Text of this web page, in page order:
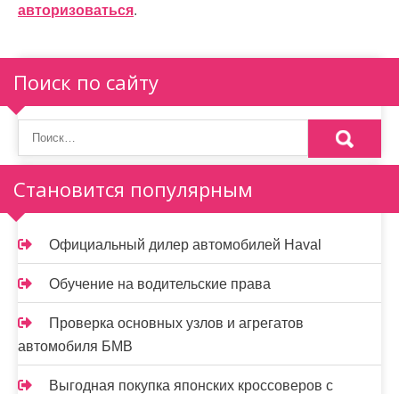
ц
я
п
о
з
а
п
и
с
я
м
авторизоваться.
Поиск по сайту
Становится популярным
Официальный дилер автомобилей Haval
Обучение на водительские права
Проверка основных узлов и агрегатов
автомобиля БМВ
Выгодная покупка японских кроссоверов с